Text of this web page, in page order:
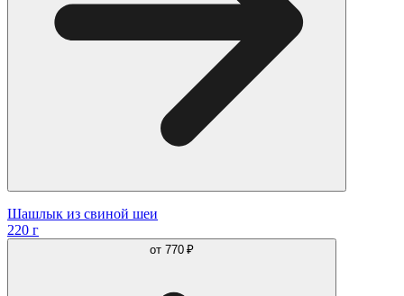
Шашлык из свиной шеи
220 г
от 770 ₽